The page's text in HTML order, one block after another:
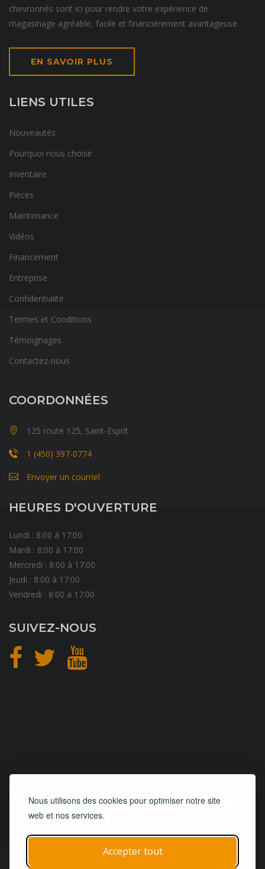
Nous utilisons des cookies pour optimiser notre site
web et nos services.
Accepter tout
chevronnés sont ici pour rendre votre expérience de
magasinage agréable, facile et financièrement avantageuse.
EN SAVOIR PLUS
LIENS UTILES
Nouveautés
Pourquoi nous choisir
Inventaire
Pièces
Maintenance
Vidéos
Financement
Entreprise
Confidentialité
Termes et Conditions
Témoignages
Contactez-nous
COORDONNÉES
125 route 125, Saint-Esprit
1 (450) 397-0774
Envoyer un courriel
HEURES D'OUVERTURE
Lundi : 8:00 à 17:00
Mardi : 8:00 à 17:00
Mercredi : 8:00 à 17:00
Jeudi : 8:00 à 17:00
Vendredi : 8:00 à 17:00
SUIVEZ-NOUS
CONCEPTIONetHÉBERGEMENT
© 2019 - 2026 | Tous droits réservés